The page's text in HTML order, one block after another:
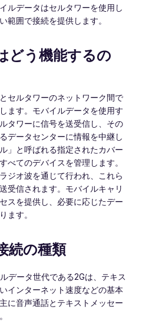
ルデータはセルタワーを使用し
範囲で接続を提供します。
どう機能するの
セルタワーのネットワーク間で
ます。モバイルデータを使用す
タワーに信号を送受信し、その
データセンターに情報を中継し
」と呼ばれる指定されたカバー
べてのデバイスを管理します。
ジオ波を通じて行われ、これら
受信されます。モバイルキャリ
スを提供し、必要に応じたデー
ます。
続の種類
データ世代である2Gは、テキス
インターネット速度などの基本
に音声通話とテキストメッセー